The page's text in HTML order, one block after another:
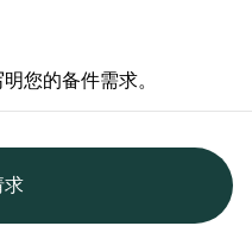
您的备件需求。
求